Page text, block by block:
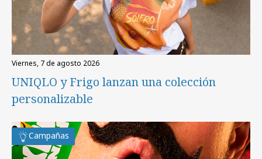
viernes, 7 de agosto 2026
UNIQLO y Frigo lanzan una colección
personalizable
Campañas